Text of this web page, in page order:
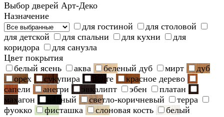
Выбор дверей Арт-Деко
Назначение
для гостиной
для столовой
для детской
для спальни для кухни
для
коридора
для санузла
Цвет покрытия
белый ясень
аква беленый дуб мирт
дуб
орех
сукупира венге
красное дерево
сапели
анегри эвкалипт эбен
платан
махагон
черный светло-коричневый
терра
фуокко
фисташка слоновая кость
белый